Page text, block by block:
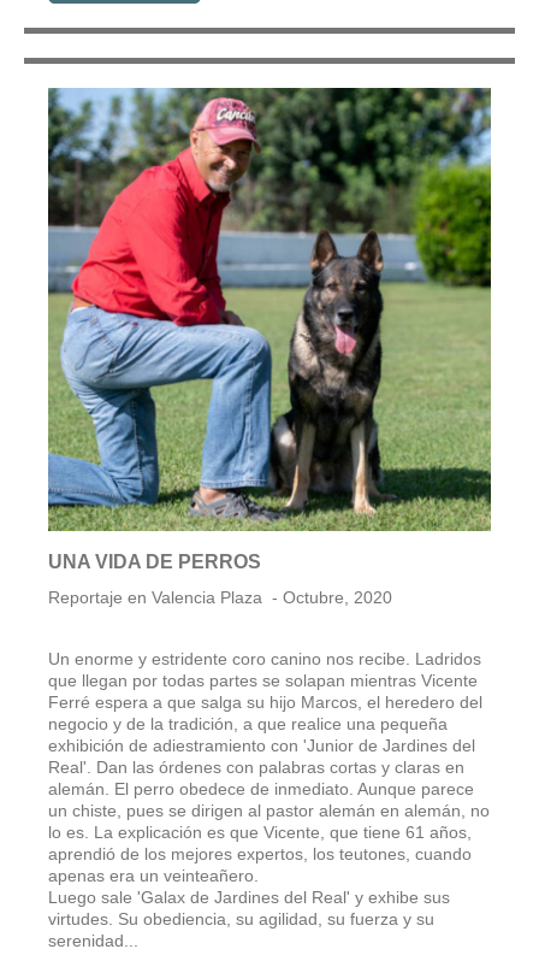
UNA VIDA DE PERROS
Reportaje en Valencia Plaza - Octubre, 2020
Un enorme y estridente coro canino nos recibe. Ladridos
que llegan por todas partes se solapan mientras Vicente
Ferré espera a que salga su hijo Marcos, el heredero del
negocio y de la tradición, a que realice una pequeña
exhibición de adiestramiento con 'Junior de Jardines del
Real'. Dan las órdenes con palabras cortas y claras en
alemán. El perro obedece de inmediato. Aunque parece
un chiste, pues se dirigen al pastor alemán en alemán, no
lo es. La explicación es que Vicente, que tiene 61 años,
aprendió de los mejores expertos, los teutones, cuando
apenas era un veinteañero.
Luego sale 'Galax de Jardines del Real' y exhibe sus
virtudes. Su obediencia, su agilidad, su fuerza y su
serenidad...